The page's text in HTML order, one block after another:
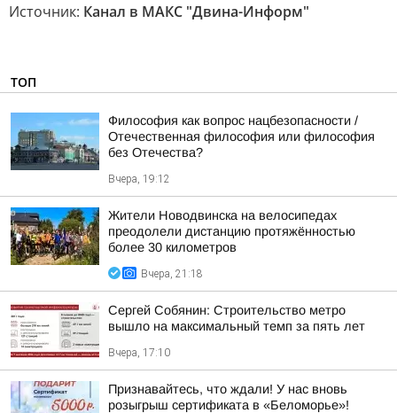
Источник: Канал в МАКС "Двина-Информ"
ТОП
Философия как вопрос нацбезопасности /
Отечественная философия или философия
без Отечества?
Вчера, 19:12
Жители Новодвинска на велосипедах
преодолели дистанцию протяжённостью
более 30 километров
Вчера, 21:18
Сергей Собянин: Строительство метро
вышло на максимальный темп за пять лет
Вчера, 17:10
Признавайтесь, что ждали! У нас вновь
розыгрыш сертификата в «Беломорье»!